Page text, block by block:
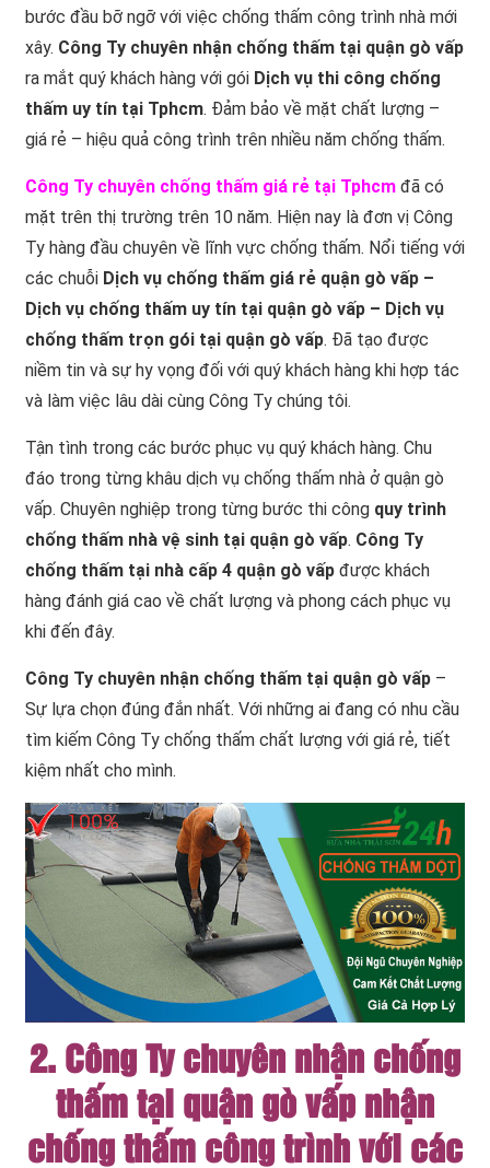
bước đầu bỡ ngỡ với việc chống thấm công trình nhà mới
xây. Công Ty chuyên nhận chống thấm tại quận gò vấp
ra mắt quý khách hàng với gói Dịch vụ thi công chống
thấm uy tín tại Tphcm. Đảm bảo về mặt chất lượng –
giá rẻ – hiệu quả công trình trên nhiều năm chống thấm.
Công Ty chuyên chống thấm giá rẻ tại Tphcm đã có
mặt trên thị trường trên 10 năm. Hiện nay là đơn vị Công
Ty hàng đầu chuyên về lĩnh vực chống thấm. Nổi tiếng với
các chuỗi Dịch vụ chống thấm giá rẻ quận gò vấp –
Dịch vụ chống thấm uy tín tại quận gò vấp – Dịch vụ
chống thấm trọn gói tại quận gò vấp. Đã tạo được
niềm tin và sự hy vọng đối với quý khách hàng khi hợp tác
và làm việc lâu dài cùng Công Ty chúng tôi.
Tận tình trong các bước phục vụ quý khách hàng. Chu
đáo trong từng khâu dịch vụ chống thấm nhà ở quận gò
vấp. Chuyên nghiệp trong từng bước thi công quy trình
chống thấm nhà vệ sinh tại quận gò vấp. Công Ty
chống thấm tại nhà cấp 4 quận gò vấp được khách
hàng đánh giá cao về chất lượng và phong cách phục vụ
khi đến đây.
Công Ty chuyên nhận chống thấm tại quận gò vấp –
Sự lựa chọn đúng đắn nhất. Với những ai đang có nhu cầu
tìm kiếm Công Ty chống thấm chất lượng với giá rẻ, tiết
kiệm nhất cho mình.
2. Công Ty chuyên nhận chống
thấm tại quận gò vấp nhận
chống thấm công trình với các